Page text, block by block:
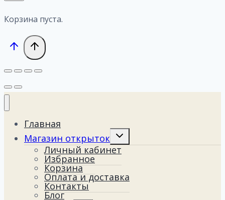
Корзина пуста.
Главная
Магазин открыток
Переключить
меню
Личный кабинет
Избранное
Корзина
Оплата и доставка
Контакты
Блог